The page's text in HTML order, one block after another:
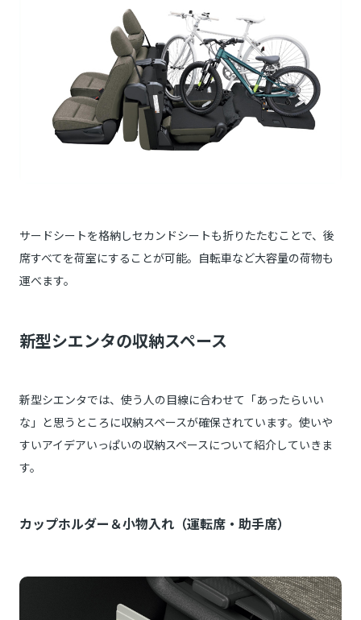
サードシートを格納しセカンドシートも折りたたむことで、後
席すべてを荷室にすることが可能。自転車など大容量の荷物も
運べます。
新型シエンタの収納スペース
新型シエンタでは、使う人の目線に合わせて「あったらいい
な」と思うところに収納スペースが確保されています。使いや
すいアイデアいっぱいの収納スペースについて紹介していきま
す。
カップホルダー＆小物入れ（運転席・助手席）